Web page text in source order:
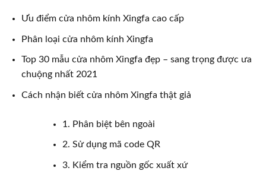
Ưu điểm cửa nhôm kính Xingfa cao cấp
Phân loại cửa nhôm kính Xingfa
Top 30 mẫu cửa nhôm Xingfa đẹp – sang trọng được ưa
chuộng nhất 2021
Cách nhận biết cửa nhôm Xingfa thật giả
1. Phân biệt bên ngoài
2. Sử dụng mã code QR
3. Kiểm tra nguồn gốc xuất xứ